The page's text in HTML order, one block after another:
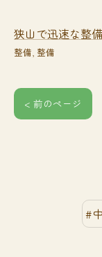
狭山で迅速な整
整備 整備
< 前のページ
#